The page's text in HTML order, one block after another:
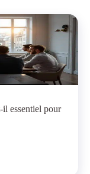
essentiel pour